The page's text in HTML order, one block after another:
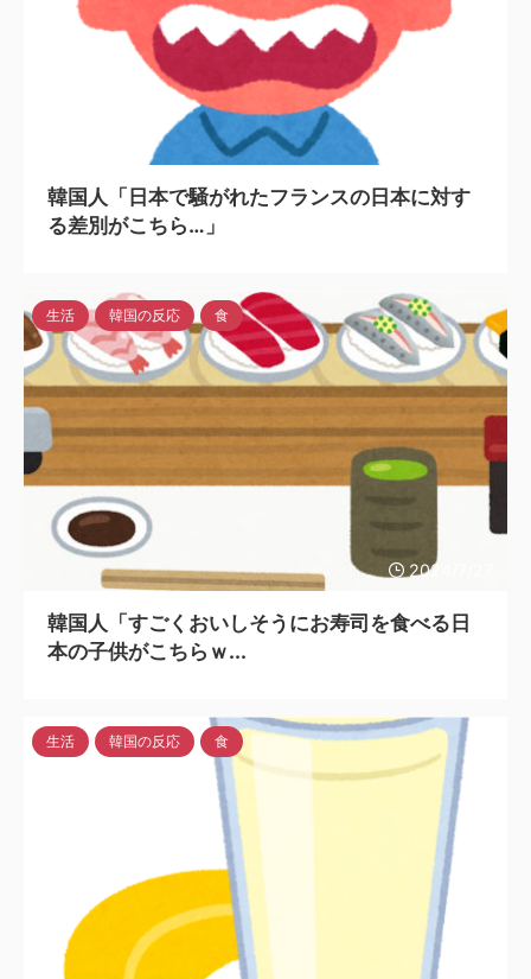
韓国人「日本で騒がれたフランスの日本に対す
る差別がこちら…」
2024/7/27
生活 韓国の反応 食
韓国人「すごくおいしそうにお寿司を食べる日
本の子供がこちらｗ...
生活 韓国の反応 食